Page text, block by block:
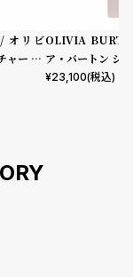
オリビ
ャー 28
ローラ
OLIVIA
ア・バートン シ
mm アブストラ
¥23,100(税込)